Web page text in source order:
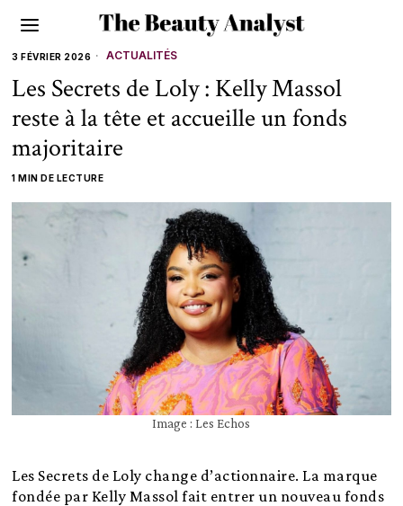
3 FÉVRIER 2026 ACTUALITÉS
Les Secrets de Loly : Kelly Massol
reste à la tête et accueille un fonds
majoritaire
1 MIN DE LECTURE
Image : Les Echos
Les Secrets de Loly change d’actionnaire. La marque
fondée par Kelly Massol fait entrer un nouveau fonds